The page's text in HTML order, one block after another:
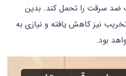
ضد سرقت را تحمل کند. بدین
نیز کاهش یافته و نیازی به
بود.